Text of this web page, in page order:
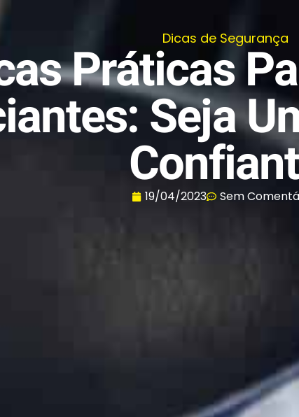
Dicas de Segurança
Práticas
Seja
19/04/2023 Sem